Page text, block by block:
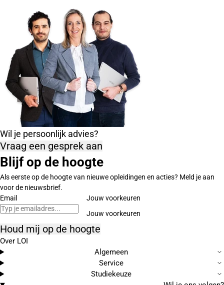
Wil je persoonlijk advies?
Vraag een gesprek aan
Blijf op de hoogte
Als eerste op de hoogte van nieuwe opleidingen en acties? Meld je aan
voor de nieuwsbrief.
Email
Jouw voorkeuren
Houd mij op de hoogte
Over LOI
Algemeen
Service
Studiekeuze